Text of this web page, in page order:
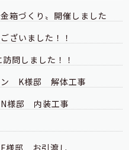
箱づくり〟開催しました
ざいました！！
問しました！！
ン K様邸 解体工事
様邸 内装工事
様邸 お引渡し